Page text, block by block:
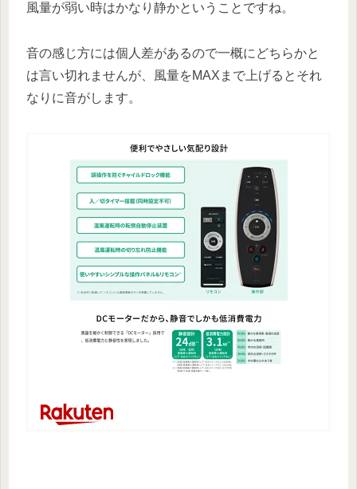
風量が弱い時はかなり静かということですね。
音の感じ方には個人差があるので一概にどちらかと
は言い切れませんが、風量をMAXまで上げるとそれ
なりに音がします。